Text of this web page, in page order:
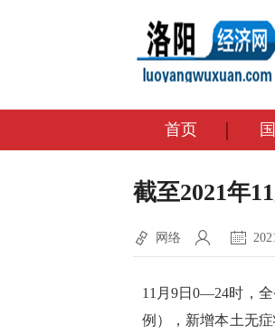
首页
截至2021年
网络
11月9日0—24时，
例），新增本土无